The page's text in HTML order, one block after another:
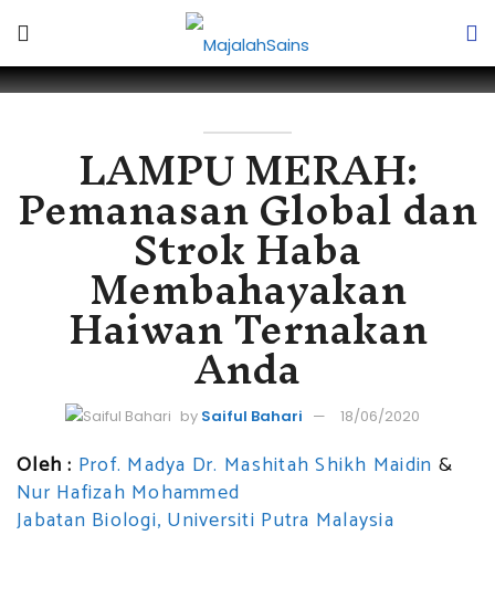
LAMPU MERAH:
Pemanasan Global dan
Strok Haba
Membahayakan
Haiwan Ternakan
Anda
by Saiful Bahari 18/06/2020
Oleh : Prof. Madya Dr. Mashitah Shikh Maidin &
Nur Hafizah Mohammed
Jabatan Biologi, Universiti Putra Malaysia